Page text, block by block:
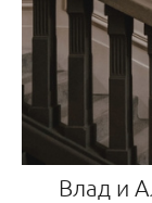
Влад и